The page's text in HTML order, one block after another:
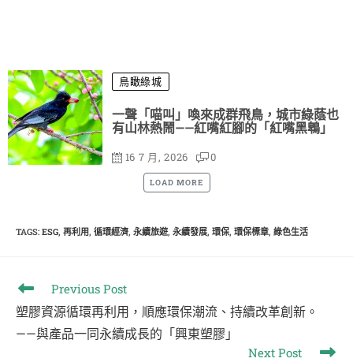
鳥瞰綠城
一聲「喵叫」喚來成群飛鳥，城市綠蔭也
有山林熱鬧——紅嘴紅腳的「紅嘴黑鵯」
16 7 月, 2026 0
LOAD MORE
TAGS: ESG, 再利用, 循環經濟, 永續旅遊, 永續發展, 環保, 環保標章, 綠色生活
Previous Post
塑膠資源循環再利用，順應環保潮流、持續改革創新。
——與產品一同永續成長的「興東塑膠」
Next Post